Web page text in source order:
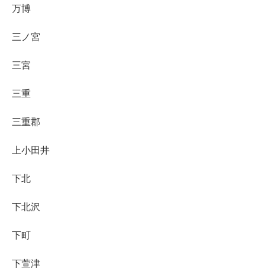
万博
三ノ宮
三宮
三重
三重郡
上小田井
下北
下北沢
下町
下萱津